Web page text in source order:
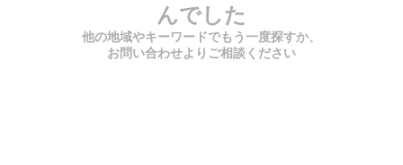
んでした
他の地域やキーワードでもう一度探すか、
お問い合わせよりご相談ください